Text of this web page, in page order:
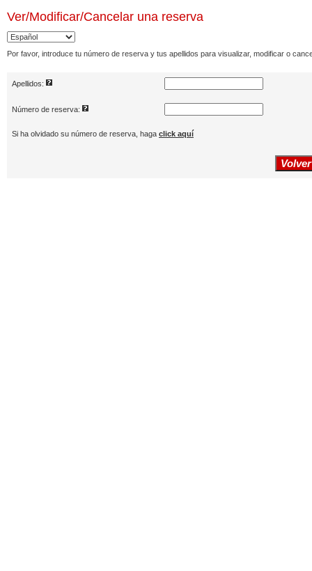
Ver/Modificar/Cancelar una reserva
Por favor, introduce tu número de reserva y tus apellidos para visualizar, modificar o
Apellidos:
Número de reserva:
Si ha olvidado su número de reserva, haga click aquí